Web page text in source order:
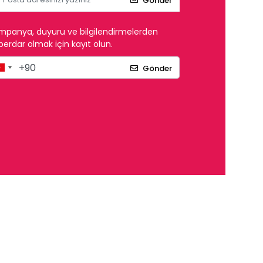
duyuru ve bilgilendirmelerden
olmak için kayıt olun.
Gönder